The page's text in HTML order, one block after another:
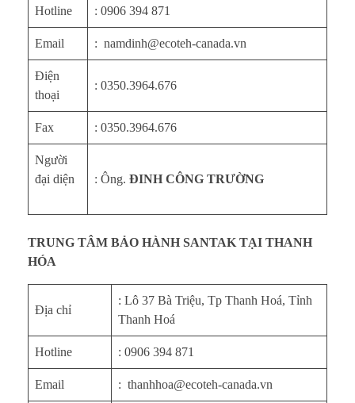
Hotline : 0906 394 871
Email : namdinh@ecoteh-canada.vn
Điện
thoại
: 0350.3964.676
Fax : 0350.3964.676
Người
đại diện
: Ông. ĐINH CÔNG TRƯỜNG
TRUNG TÂM BẢO HÀNH SANTAK TẠI THANH
HÓA
Địa chỉ
: Lô 37 Bà Triệu, Tp Thanh Hoá, Tỉnh
Thanh Hoá
Hotline : 0906 394 871
Email : thanhhoa@ecoteh-canada.vn